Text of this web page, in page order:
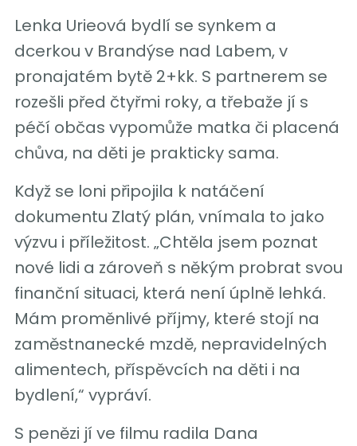
Lenka Urieová bydlí se synkem a
dcerkou v Brandýse nad Labem, v
pronajatém bytě 2+kk. S partnerem se
rozešli před čtyřmi roky, a třebaže jí s
péčí občas vypomůže matka či placená
chůva, na děti je prakticky sama.
Když se loni připojila k natáčení
dokumentu Zlatý plán, vnímala to jako
výzvu i příležitost. „Chtěla jsem poznat
nové lidi a zároveň s někým probrat svou
finanční situaci, která není úplně lehká.
Mám proměnlivé příjmy, které stojí na
zaměstnanecké mzdě, nepravidelných
alimentech, příspěvcích na děti i na
bydlení,“ vypráví.
S penězi jí ve filmu radila Dana